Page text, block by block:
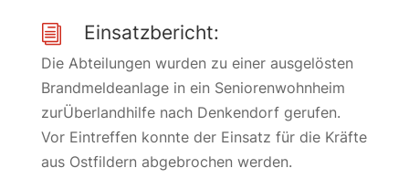
i Einsatzbericht:
Die Abteilungen wurden zu einer ausgelösten
Brandmeldeanlage in ein Seniorenwohnheim
zurÜberlandhilfe nach Denkendorf gerufen.
Vor Eintreffen konnte der Einsatz für die Kräfte
aus Ostfildern abgebrochen werden.